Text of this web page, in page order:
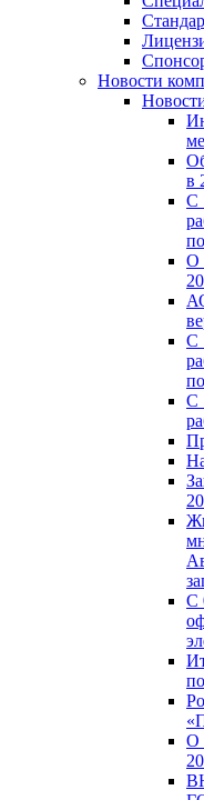
Новости
в
С
О
С
С
С
О